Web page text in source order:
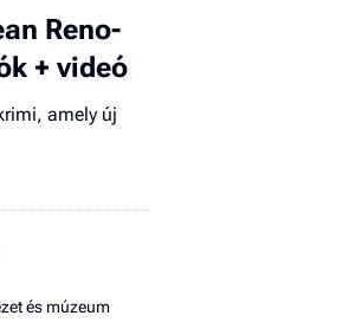
Reno-
+ videó
amely új
és múzeum